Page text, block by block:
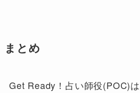
まとめ
Get Ready！占い師役(POC)